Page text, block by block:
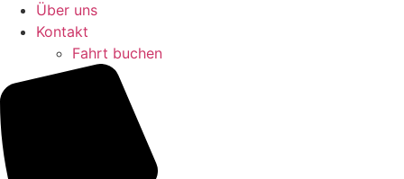
Über uns
Kontakt
Fahrt buchen